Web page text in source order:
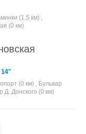
(1.5 км) ,
(0 км)
(0 км) , Бульвар
Д. Донского (0 км)